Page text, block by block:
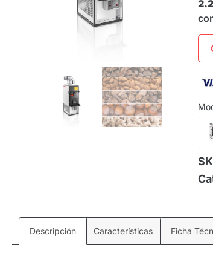
Descripción Características Ficha